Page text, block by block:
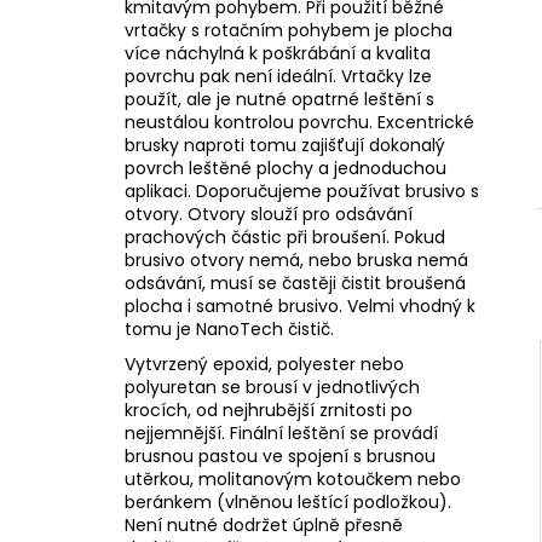
kmitavým pohybem. Při použití běžné
vrtačky s rotačním pohybem je plocha
více náchylná k poškrábání a kvalita
povrchu pak není ideální. Vrtačky lze
použít, ale je nutné opatrné leštění s
neustálou kontrolou povrchu. Excentrické
brusky naproti tomu zajišťují dokonalý
povrch leštěné plochy a jednoduchou
aplikaci. Doporučujeme používat brusivo s
otvory. Otvory slouží pro odsávání
prachových částic při broušení. Pokud
brusivo otvory nemá, nebo bruska nemá
odsávání, musí se častěji čistit broušená
plocha i samotné brusivo. Velmi vhodný k
tomu je NanoTech čistič.
Vytvrzený epoxid, polyester nebo
polyuretan se brousí v jednotlivých
krocích, od nejhrubější zrnitosti po
nejjemnější. Finální leštění se provádí
brusnou pastou ve spojení s brusnou
utěrkou, molitanovým kotoučkem nebo
beránkem (vlněnou leštící podložkou).
Není nutné dodržet úplně přesně